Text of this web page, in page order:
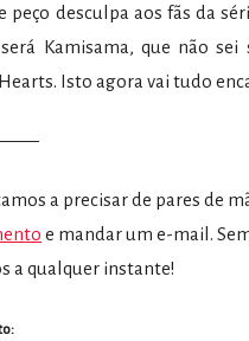
peço desculpa aos fãs da
Kamisama, que não
Isto agora vai tudo
a precisar de pares de
e mandar um e-mail.
a qualquer instante!